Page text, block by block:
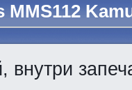
внутри